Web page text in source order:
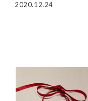
2020.12.24